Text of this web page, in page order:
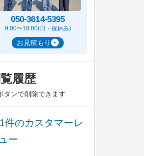
050-3614-5395
9:00〜18:00(日・祝休み)
お見積もり
履歴
タンで削除できます
件のカスタマーレ
ー